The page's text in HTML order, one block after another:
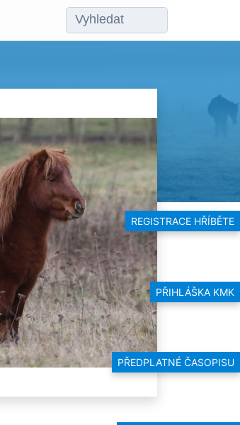
REGISTRACE HŘÍBĚTE
PŘIHLÁŠKA KMK
PŘEDPLATNÉ ČASOPISU